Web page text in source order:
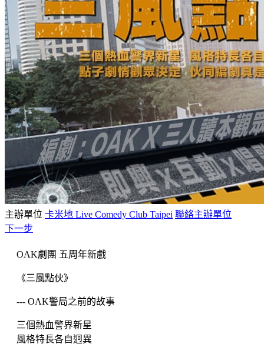
主辦單位 卡米地 Live Comedy Club Taipei 聯絡主辦單位
下一步
OAK劇團 五周年新戲
《三風點伙》
--- OAK警局之前的故事
三個熱血警界新星
風格特長各自迥異